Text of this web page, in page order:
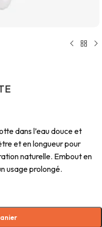
dans l’eau douce et
et en longueur pour
naturelle. Embout en
usage prolongé.